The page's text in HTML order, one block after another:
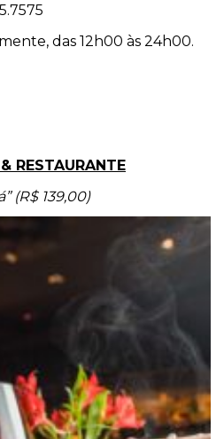
das 12h00 às 24h00.
RESTAURANTE
(R$ 139,00)